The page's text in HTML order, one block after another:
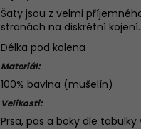
Šaty jsou z velmi
stranách na diskrétní kojení.
Délka pod kolena
Materiál:
100% bavlna (mušelín)
Velikosti:
Prsa, pas a boky dle